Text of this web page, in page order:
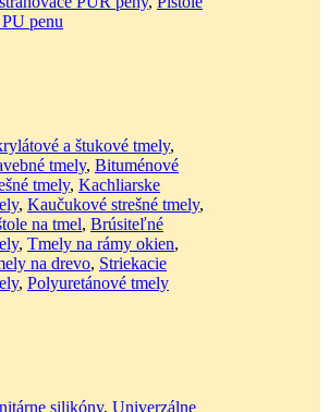
penu
a štukové tmely,
tmely, Bituménové
tmely, Kachliarske
, Kaučukové strešné tmely,
na tmel, Brúsiteľné
, Tmely na rámy okien,
na drevo, Striekacie
, Polyuretánové tmely
silikóny, Univerzálne